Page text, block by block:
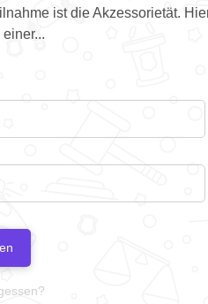
ist die Akzessorietät.